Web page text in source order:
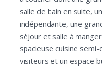
salle de bain en suite,
indépendante, une
séjour et salle à
spacieuse cuisine
visiteurs et un espace